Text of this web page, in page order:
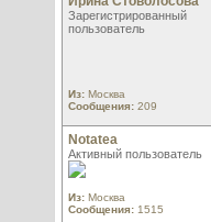
Зарегистрированный
пользователь
Из: Москва
Сообщения: 209
Notatea
Активный пользователь
Из: Москва
Сообщения: 1515